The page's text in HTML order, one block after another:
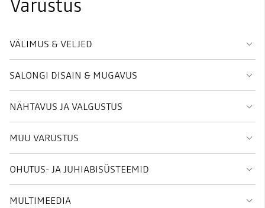
Varustus
VÄLIMUS & VELJED
SALONGI DISAIN & MUGAVUS
NÄHTAVUS JA VALGUSTUS
MUU VARUSTUS
OHUTUS- JA JUHIABISÜSTEEMID
MULTIMEEDIA